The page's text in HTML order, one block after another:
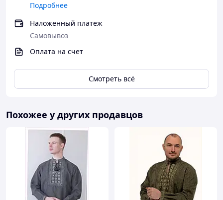
Подробнее
Наложенный платеж
Самовывоз
Оплата на счет
Смотреть всё
Похожее у других продавцов